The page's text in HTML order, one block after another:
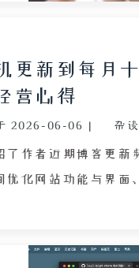
更新到每月
营心得
2026-06-06 | 杂谈
了作者近期博客更新
优化网站功能与界面
自然选择，并通过